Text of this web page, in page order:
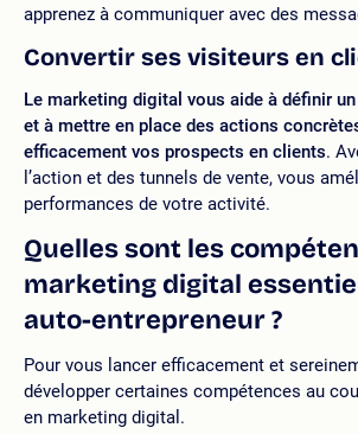
apprenez à communiquer avec des
Convertir ses visiteurs en
Le marketing digital vous aide à définir
et à mettre en place des actions
efficacement vos prospects en clients.
l’action et des tunnels de vente, vous
performances de votre activité.
Quelles sont les
marketing digital
auto-entrepreneur ?
Pour vous lancer efficacement et
développer certaines compétences au
en marketing digital.